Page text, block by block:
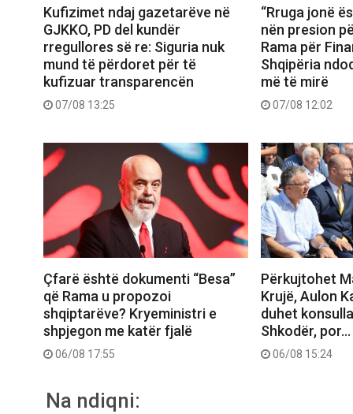
Kufizimet ndaj gazetarëve në
GJKKO, PD del kundër
rregullores së re: Siguria nuk
mund të përdoret për të
kufizuar transparencën
07/08 13:25
“Rruga jonë
nën presion
Rama për
Shqipëria
më të mirë
07/08 12:02
Çfarë është dokumenti “Besa”
që Rama u propozoi
shqiptarëve? Kryeministri e
shpjegon me katër fjalë
06/08 17:55
Përkujtohet
Krujë, Aulon
duhet
Shkodër, por…
06/08 15:24
Na ndiqni: